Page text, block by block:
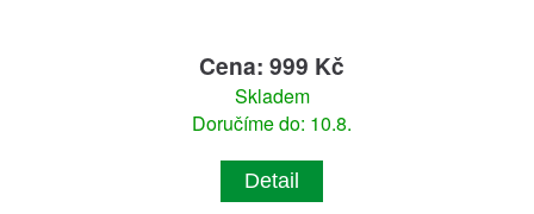
Cena: 999 Kč
Skladem
Doručíme do: 10.8.
Detail